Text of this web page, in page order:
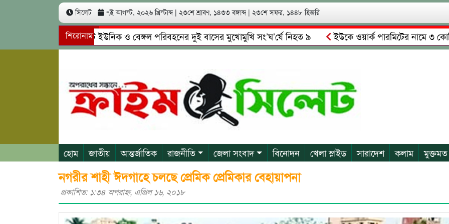
সিলেট ৭ই আগস্ট, ২০২৬ খ্রিস্টাব্দ | ২৩শে শ্রাবণ, ১৪৩৩ বঙ্গাব্দ | ২৩শে সফর, ১৪৪৮ হিজরি
শিরোনাম
সিলেটে ইউনিক ও বেঙ্গল পরিবহনের দুই বাসের মুখোমুখি সং’ঘ’র্ষে নিহত ৯ ইউকে ওয়ার্ক পারমিটের নামে ৩ কোটি ৬০
গোয়াইনঘাটে প্রেমের ফাঁদে তরুণী পাচার: মাদকাসক্ত রিমালকে গ্রেপ্তারের দাবি স্থানীয়দের
গোয়াইনঘাটে আলিম উদ্দিনের
হোম জাতীয় আন্তর্জাতিক রাজনীতি জেলা সংবাদ বিনোদন খেলা স্লাইড সারাদেশ কলাম মুক্তমত
নগরীর শাহী ঈদগাহে চলছে প্রেমিক প্রেমিকার বেহায়াপনা
প্রকাশিত: ১:৩৪ অপরাহ্ণ, এপ্রিল ১৬, ২০১৮